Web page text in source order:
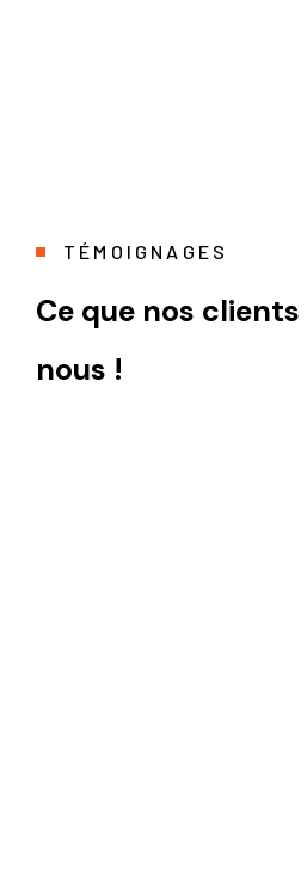
T É M O I G N A G E S
Ce que nos clients
nous !